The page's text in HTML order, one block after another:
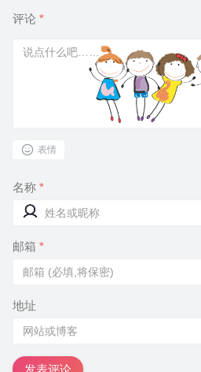
评论 *
表情
名称 *
邮箱 *
地址
发表评论